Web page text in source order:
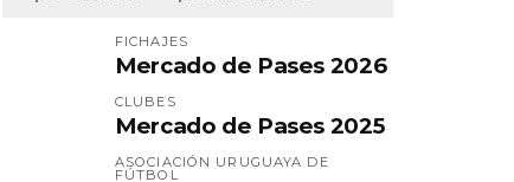
FICHAJES
Mercado de Pases 2026
CLUBES
Mercado de Pases 2025
ASOCIACIÓN URUGUAYA DE
FÚTBOL